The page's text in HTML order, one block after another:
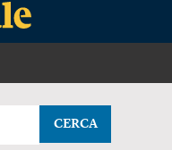
CERCA